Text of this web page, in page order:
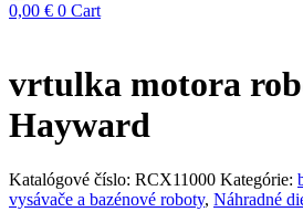
0,00 € 0 Cart
vrtulka motora
Hayward
Katalógové číslo: RCX11000 Kategórie:
vysávače a bazénové roboty, Náhradné